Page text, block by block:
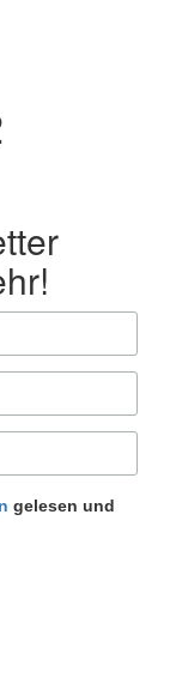
gelesen und